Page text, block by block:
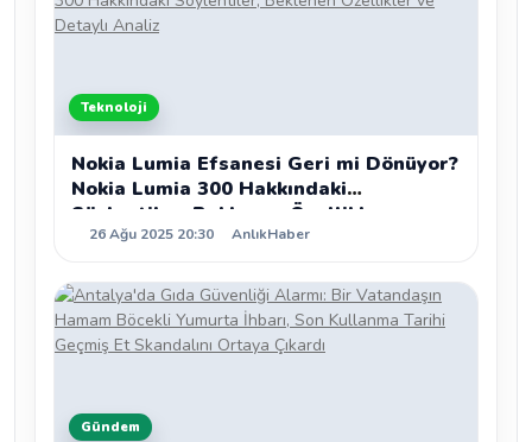
Teknoloji
Nokia Lumia Efsanesi Geri mi Dönüyor?
Nokia Lumia 300 Hakkındaki
Söylentiler, Beklenen Özellikler ve
Detaylı Analiz
26 Ağu 2025 20:30 AnlıkHaber
Gündem